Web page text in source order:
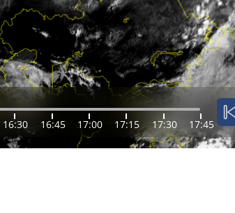
16:30 16:45 17:00 17:15 17:30 17:45